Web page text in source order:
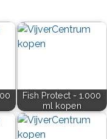
Fish Protect - 1.000
ml kopen